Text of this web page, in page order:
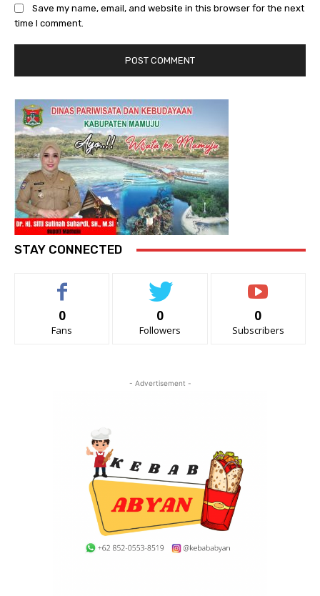
Save my name, email, and website in this browser for the next
time I comment.
STAY CONNECTED
0
Fans
0
Followers
0
Subscribers
- Advertisement -